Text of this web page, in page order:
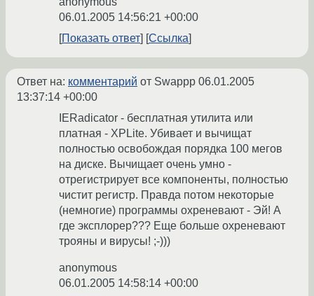
06.01.2005 14:56:21 +00:00
Показать ответ
Ссылка
Ответ на: комментарий от Swappp 06.01.2005
13:37:14 +00:00
IERadicator - бесплатная утилита или
платная - XPLite. Убивает и вычищат
полностью освобождая порядка 100 мегов
на диске. Вычищает очень умно -
отрегистрирует все компоненты, полностью
чистит регистр. Правда потом некоторые
(немногие) программы охреневают - Эй! А
где эксплорер??? Еще больше охреневают
трояны и вирусы! ;-)))
anonymous
06.01.2005 14:58:14 +00:00